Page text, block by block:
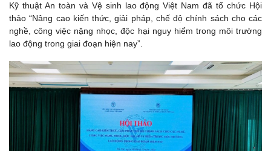
Kỹ thuật An toàn và Vệ sinh lao động Việt Nam đã tổ chức Hội
thảo “Nâng cao kiến thức, giải pháp, chế độ chính sách cho các
nghề, công việc nặng nhọc, độc hại nguy hiểm trong môi trường
lao động trong giai đoạn hiện nay”.